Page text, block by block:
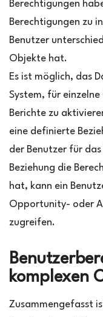
Berechtigungen
Berechtigungen zu
Benutzer
Objekte hat.
Es ist möglich, das
System, für
Berichte zu
eine definierte
der Benutzer für
Beziehung die
hat, kann ein
Opportunity- oder
zugreifen.
komplexen
Zusammengefasst